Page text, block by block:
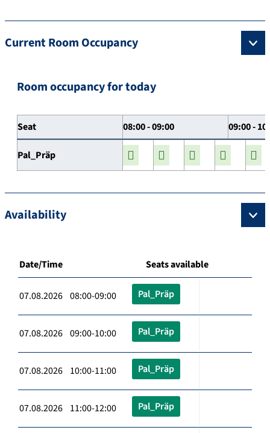
Current Room Occupancy
Room occupancy for today
Seat 08:00 - 09:00 09:00 -
Pal_Präp
Availability
Date/Time Seats available
07.08.2026 08:00-09:00 Pal_Präp
07.08.2026 09:00-10:00 Pal_Präp
07.08.2026 10:00-11:00 Pal_Präp
07.08.2026 11:00-12:00 Pal_Präp